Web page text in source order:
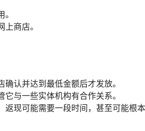
上商店。
确认并达到最低金额后才发放。
它与一些实体机构有合作关系。
返现可能需要一段时间，甚至可能根本